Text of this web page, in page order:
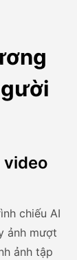
video
chiếu AI
ảnh mượt
ảnh tập